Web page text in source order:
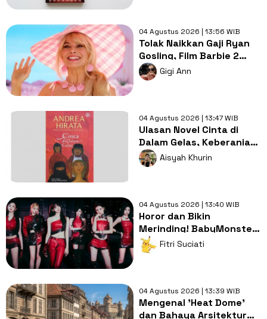
04 Agustus 2026 | 13:56 WIB
Tolak Naikkan Gaji Ryan
Gosling, Film Barbie 2
Terancam Batal Produksi
Gigi Ann
04 Agustus 2026 | 13:47 WIB
Ulasan Novel Cinta di
Dalam Gelas, Keberanian
Maryamah Menantang
Juara Catur
Aisyah Khurin
04 Agustus 2026 | 13:40 WIB
Horor dan Bikin
Merinding! BabyMonster
Rangkul Jati Diri di MV
Lagu Moon
Fitri Suciati
04 Agustus 2026 | 13:39 WIB
Mengenal 'Heat Dome'
dan Bahaya Arsitektur